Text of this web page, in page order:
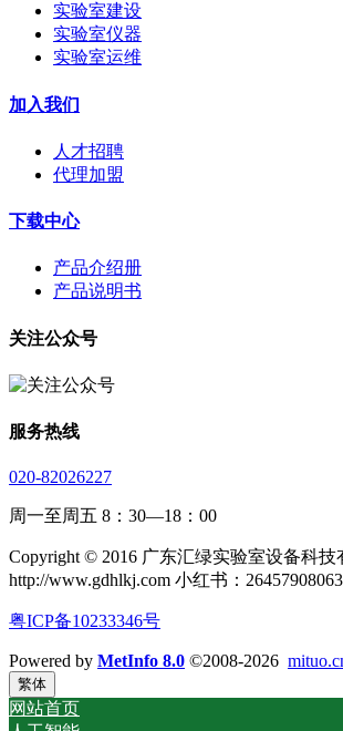
实验室建设
实验室仪器
实验室运维
加入我们
人才招聘
代理加盟
下载中心
产品介绍册
产品说明书
关注公众号
服务热线
020-82026227
周一至周五 8：30—18：00
Copyright © 2016 广东汇绿实验室设备科技
http://www.gdhlkj.com 小红书：
粤ICP备10233346号
Powered by MetInfo 8.0 ©2008-2026
繁体
网站首页